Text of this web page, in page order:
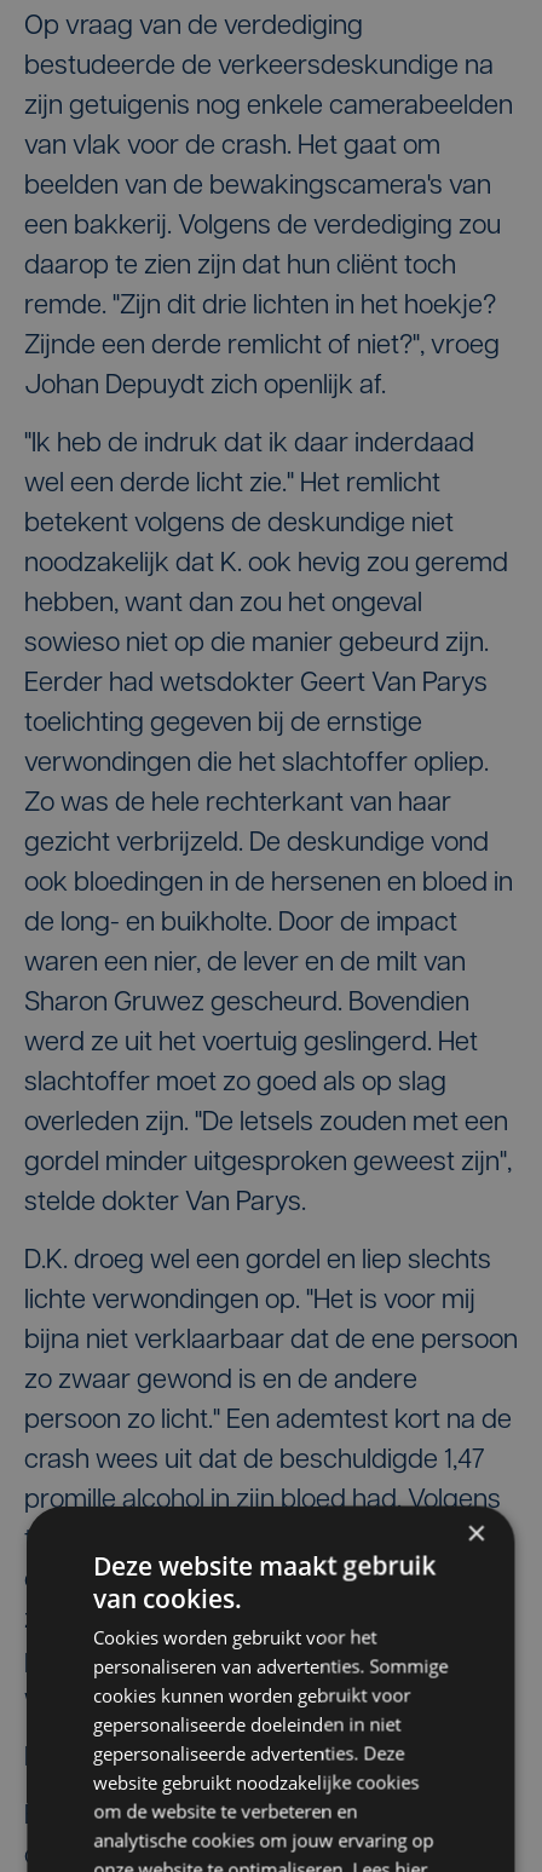
Op vraag van de verdediging
bestudeerde de verkeersdeskundige na
zijn getuigenis nog enkele camerabeelden
van vlak voor de crash. Het gaat om
beelden van de bewakingscamera's van
een bakkerij. Volgens de verdediging zou
daarop te zien zijn dat hun cliënt toch
remde. "Zijn dit drie lichten in het hoekje?
Zijnde een derde remlicht of niet?", vroeg
Johan Depuydt zich openlijk af.
"Ik heb de indruk dat ik daar inderdaad
wel een derde licht zie." Het remlicht
betekent volgens de deskundige niet
noodzakelijk dat K. ook hevig zou geremd
hebben, want dan zou het ongeval
sowieso niet op die manier gebeurd zijn.
Eerder had wetsdokter Geert Van Parys
toelichting gegeven bij de ernstige
verwondingen die het slachtoffer opliep.
Zo was de hele rechterkant van haar
gezicht verbrijzeld. De deskundige vond
ook bloedingen in de hersenen en bloed in
de long- en buikholte. Door de impact
waren een nier, de lever en de milt van
Sharon Gruwez gescheurd. Bovendien
werd ze uit het voertuig geslingerd. Het
slachtoffer moet zo goed als op slag
overleden zijn. "De letsels zouden met een
gordel minder uitgesproken geweest zijn",
stelde dokter Van Parys.
D.K. droeg wel een gordel en liep slechts
lichte verwondingen op. "Het is voor mij
bijna niet verklaarbaar dat de ene persoon
zo zwaar gewond is en de andere
persoon zo licht." Een ademtest kort na de
crash wees uit dat de beschuldigde 1,47
promille alcohol in zijn bloed had. Volgens
toxicoloog Jan Cordonnier zou dit eerder
die nacht ongeveer 1,8 promille geweest
zijn, goed voor acht à negen glazen
pilsbier. In het bloed van het slachtoffer
werd 0,2 promille alcohol ontdekt.
Familie dient klacht in
Enkele dagen na de feiten stapten de
ouders van Sharon Gruwez naar de
×
Deze website maakt gebruik
van cookies.
Cookies worden gebruikt voor het
personaliseren van advertenties. Sommige
cookies kunnen worden gebruikt voor
gepersonaliseerde doeleinden in niet
gepersonaliseerde advertenties. Deze
website gebruikt noodzakelijke cookies
om de website te verbeteren en
analytische cookies om jouw ervaring op